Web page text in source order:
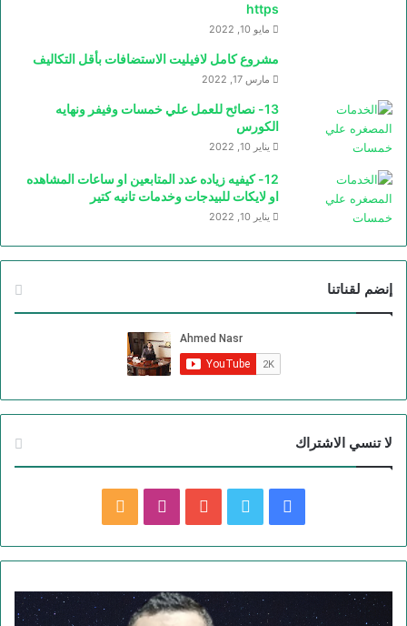
https
مايو 10, 2022
مشروع كامل لافيليت الاستضافات بأقل التكاليف
مارس 17, 2022
13- نصائح للعمل علي خمسات وفيفر ونهايه
الكورس
يناير 10, 2022
12- كيفيه زياده عدد المتابعين او ساعات المشاهده
او لايكات للبيدجات وخدمات تانيه كتير
يناير 10, 2022
إنضم لقناتنا
لا تنسي الاشتراك
ي
و
ت
و
ي
ن
ت
ل
ص